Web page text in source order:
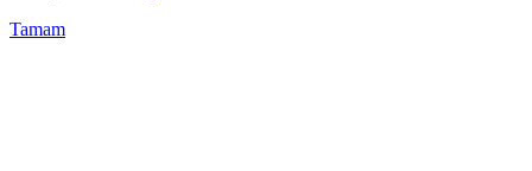
Tamam